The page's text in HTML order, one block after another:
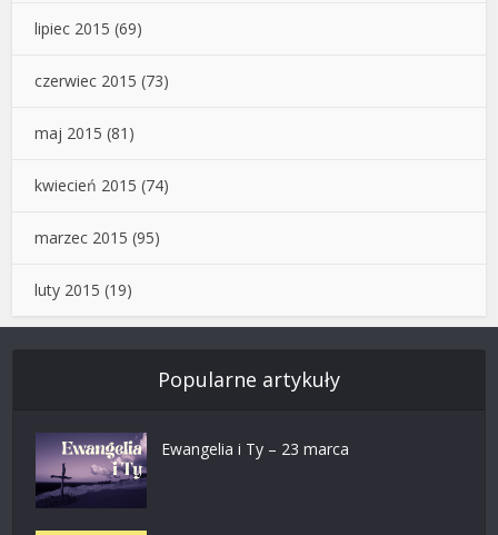
lipiec 2015 (69)
czerwiec 2015 (73)
maj 2015 (81)
kwiecień 2015 (74)
marzec 2015 (95)
luty 2015 (19)
Popularne artykuły
Ewangelia i Ty – 23 marca